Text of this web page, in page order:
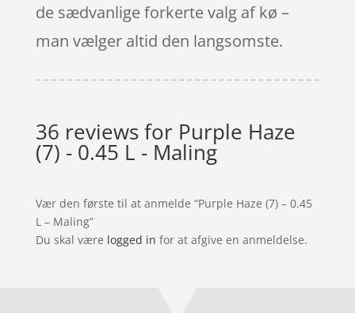
de sædvanlige forkerte valg af kø –
man vælger altid den langsomste.
36 reviews for Purple Haze
(7) - 0.45 L - Maling
Vær den første til at anmelde “Purple Haze (7) – 0.45
L – Maling”
Du skal være logged in for at afgive en anmeldelse.